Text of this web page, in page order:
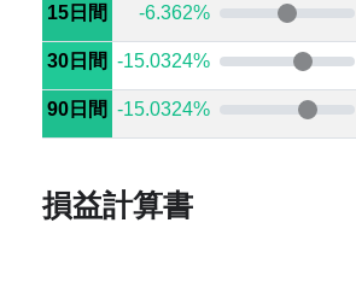
15日間
-6.362%
30日間 -15.0324%
90日間 -15.0324%
損益計算書